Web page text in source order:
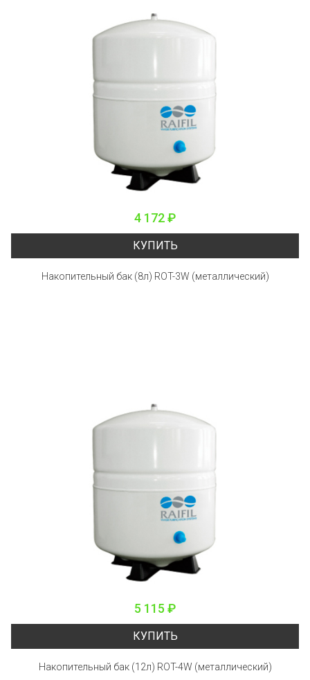
4 172 ₽
КУПИТЬ
Накопительный бак (8л) ROT-3W (металлический)
5 115 ₽
КУПИТЬ
Накопительный бак (12л) ROT-4W (металлический)